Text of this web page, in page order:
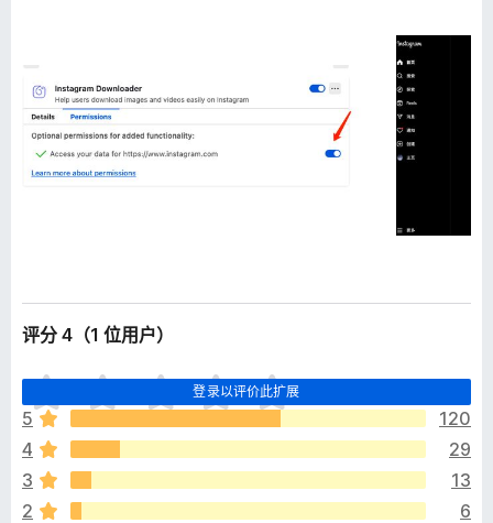
评分 4（1 位用户）
登录以评价此扩展
目
前
尚
无
评
分
5
120
4
29
3
13
2
6